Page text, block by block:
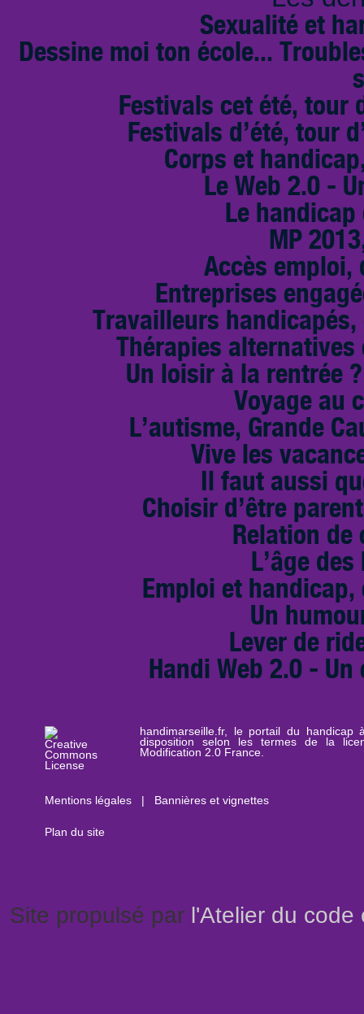
Sexualité et
Dessine moi ton école...
Festivals cet été, tour
Festivals d’été, tour
Corps et
Le Web 2.0 -
Le
MP
Accès
Entreprises
Travailleurs
Thérapies
Un loisir à la rentrée
Voyage au
L’autisme, Grande
Vive les
Il faut aussi
Choisir d’être
Relation de
L’âge
Emploi et
Un
Lever de
Handi Web 2.0 -
handimarseille.fr, le portail du handicap
disposition selon les termes de la
Modification 2.0 France.
Mentions légales Bannières et vignettes
Plan du site
Site propulsé par l'Atelier du